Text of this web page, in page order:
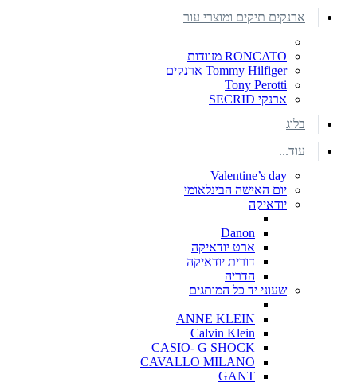
ארנקים תיקים ומוצרי עור
RONCATO מזוודות
Tommy Hilfiger ארנקים
Tony Perotti
ארנקי SECRID
בלוג
עוד...
Valentine’s day
יום האישה הבינלאומי
יודאיקה
Danon
ארט יודאיקה
דורית יודאיקה
הדריה
שעוני יד כל המותגים
ANNE KLEIN
Calvin Klein
CASIO- G SHOCK
CAVALLO MILANO
GANT